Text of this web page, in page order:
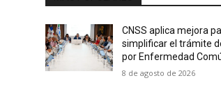
CNSS aplica mejora
simplificar el trámite
por Enfermedad
8 de agosto de 2026